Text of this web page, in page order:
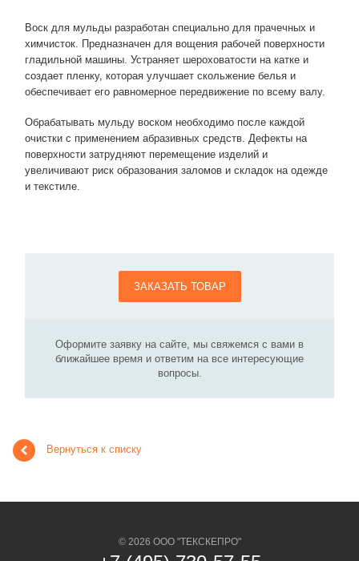
Воск для мульды разработан специально для прачечных и
химчисток. Предназначен для вощения рабочей поверхности
гладильной машины. Устраняет шероховатости на катке и
создает пленку, которая улучшает скольжение белья и
обеспечивает его равномерное передвижение по всему валу.
Обрабатывать мульду воском необходимо после каждой
очистки с применением абразивных средств. Дефекты на
поверхности затрудняют перемещение изделий и
увеличивают риск образования заломов и складок на одежде
и текстиле.
ЗАКАЗАТЬ ТОВАР
Оформите заявку на сайте, мы свяжемся с вами в
ближайшее время и ответим на все интересующие
вопросы.
Вернуться к списку
© 2026 ООО "ТЕКСКЕПРО"